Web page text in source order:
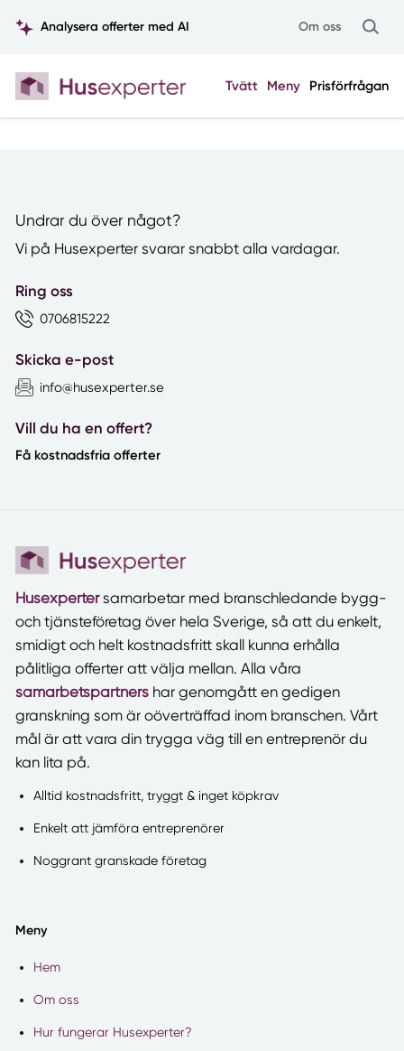
Analysera offerter med AI Om oss
Tvätt Meny Prisförfrågan
Undrar du över något?
Vi på Husexperter svarar snabbt alla vardagar.
Ring oss
0706815222
Skicka e-post
info@husexperter.se
Vill du ha en offert?
Få kostnadsfria offerter
Husexpertersamarbetar med branschledande bygg-
och tjänsteföretag över hela Sverige, så att du enkelt,
smidigt och helt kostnadsfritt skall kunna erhålla
pålitliga offerter att välja mellan. Alla våra
samarbetspartnershar genomgått en gedigen
granskning som är oöverträffad inom branschen. Vårt
mål är att vara din trygga väg till en entreprenör du
kan lita på.
Alltid kostnadsfritt, tryggt & inget köpkrav
Enkelt att jämföra entreprenörer
Noggrant granskade företag
Meny
Hem
Om oss
Hur fungerar Husexperter?